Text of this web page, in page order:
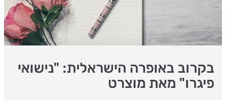
בקרוב באופרה הישראלית: "נישואי
פיגרו" מאת מוצרט